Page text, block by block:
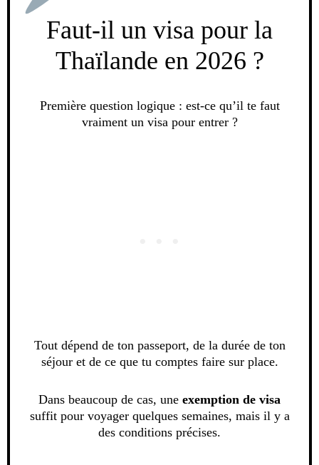
Faut-il un visa pour la
Thaïlande en 2026 ?
Première question logique : est-ce qu’il te faut
vraiment un visa pour entrer ?
Tout dépend de ton passeport, de la durée de ton
séjour et de ce que tu comptes faire sur place.
Dans beaucoup de cas, une exemption de visa
suffit pour voyager quelques semaines, mais il y a
des conditions précises.